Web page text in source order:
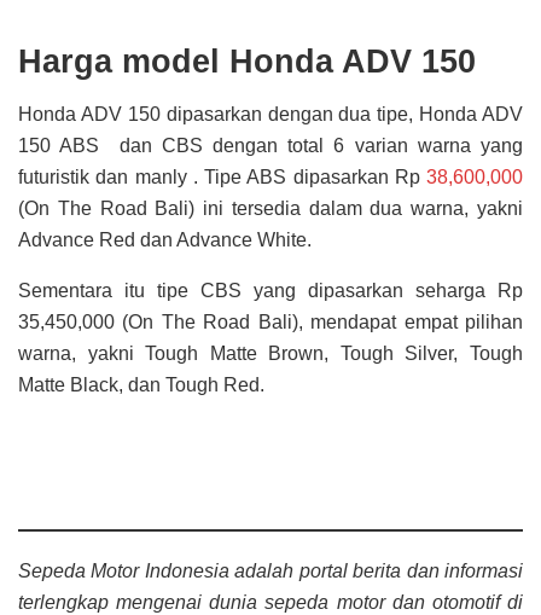
Harga model Honda ADV 150
Honda ADV 150 dipasarkan dengan dua tipe, Honda ADV
150 ABS dan CBS dengan total 6 varian warna yang
futuristik dan manly . Tipe ABS dipasarkan Rp 38,600,000
(On The Road Bali) ini tersedia dalam dua warna, yakni
Advance Red dan Advance White.
Sementara itu tipe CBS yang dipasarkan seharga Rp
35,450,000 (On The Road Bali), mendapat empat pilihan
warna, yakni Tough Matte Brown, Tough Silver, Tough
Matte Black, dan Tough Red.
Sepeda Motor Indonesia adalah portal berita dan informasi
terlengkap mengenai dunia sepeda motor dan otomotif di